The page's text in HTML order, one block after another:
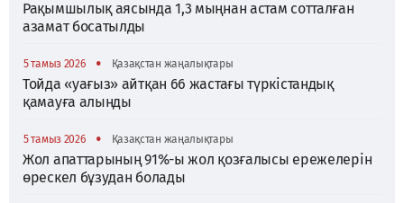
Рақымшылық аясында 1,3 мыңнан астам сотталған
азамат босатылды
5 тамыз 2026 • Қазақстан жаңалықтары
Тойда «уағыз» айтқан 66 жастағы түркістандық
қамауға алынды
5 тамыз 2026 • Қазақстан жаңалықтары
Жол апаттарының 91%-ы жол қозғалысы ережелерін
өрескел бұзудан болады